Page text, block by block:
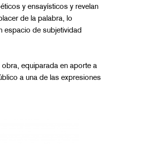
y ensayísticos y revelan
de la palabra, lo
espacio de subjetividad
equiparada en aporte a
a una de las expresiones